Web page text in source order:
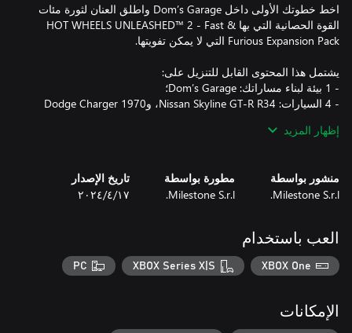
اخط خطوتك الأولى داخل Dom’s Garage واطلق العنان لثورة مئات
القوة الحصانية التي بها HOT WHEELS UNLEASHED™ 2 - Fast &
- 4 السيارات: Nissan Skyline GT-R R34، و1970 Dodge Charger
هذا الـDLC متضمن في HOT WHEELS UNLEASHED™ 2 - Season
إظهار المزيد
منشور بواسطة
Milestone S.r.l.
مطورة بواسطة
Milestone S.r.l.
تاريخ الإصدار
١٧‏/٤‏/٢٠٢٤
العب باستخدام
XBOX One
XBOX Series X|S
PC
الإمكانات